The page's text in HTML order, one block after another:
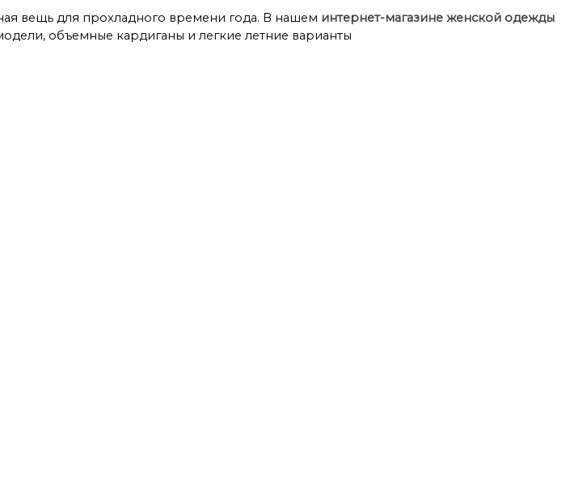
вещь для прохладного времени года. В нашем интернет-магазине женской одежды
объемные кардиганы и легкие летние варианты